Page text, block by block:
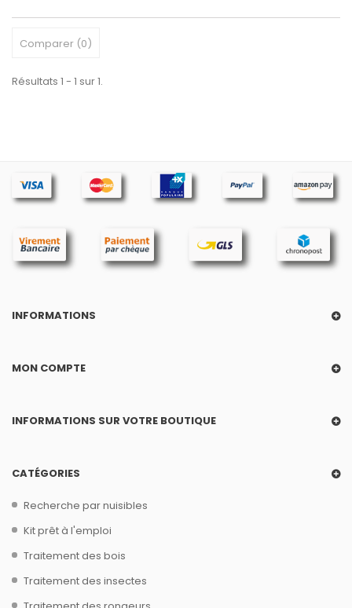
Comparer (0)
Résultats 1 - 1 sur 1.
INFORMATIONS
MON COMPTE
INFORMATIONS SUR VOTRE BOUTIQUE
CATÉGORIES
Recherche par nuisibles
Kit prêt à l'emploi
Traitement des bois
Traitement des insectes